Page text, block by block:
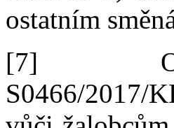
ostatním
[7]
S0466/2017/